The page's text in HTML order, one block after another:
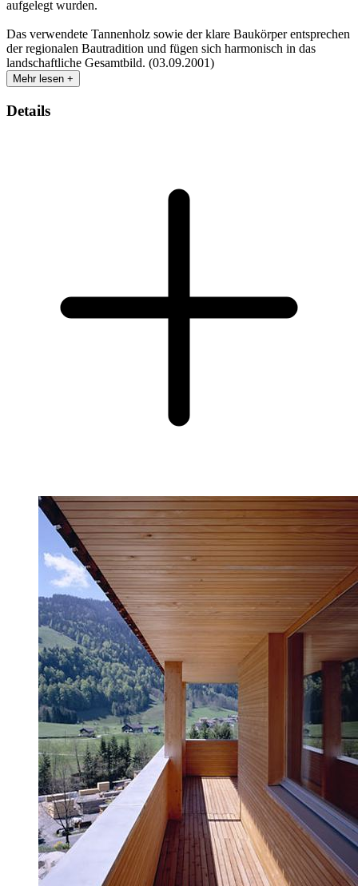
aufgelegt wurden.
Das verwendete Tannenholz sowie der klare Baukörper entsprechen
der regionalen Bautradition und fügen sich harmonisch in das
landschaftliche Gesamtbild. (03.09.2001)
Mehr lesen +
Details